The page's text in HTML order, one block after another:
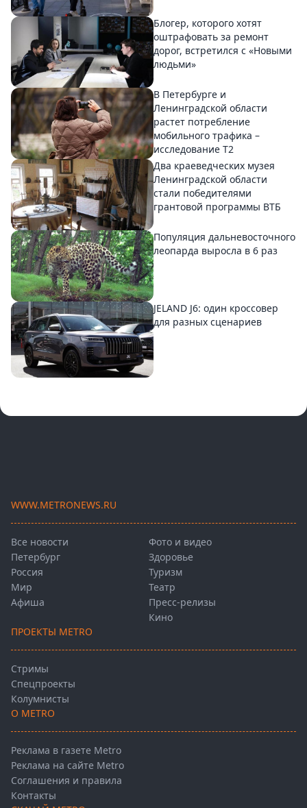
Блогер, которого хотят
оштрафовать за ремонт
дорог, встретился с «Новыми
людьми»
В Петербурге и
Ленинградской области
растет потребление
мобильного трафика –
исследование T2
Два краеведческих музея
Ленинградской области
стали победителями
грантовой программы ВТБ
Популяция дальневосточного
леопарда выросла в 6 раз
JELAND J6: один кроссовер
для разных сценариев
WWW.METRONEWS.RU
Все новости
Петербург
Россия
Мир
Афиша
Фото и видео
Здоровье
Туризм
Театр
Пресс-релизы
Кино
ПРОЕКТЫ METRO
Стримы
Спецпроекты
Колумнисты
О METRO
Реклама в газете Metro
Реклама на сайте Metro
Соглашения и правила
Контакты